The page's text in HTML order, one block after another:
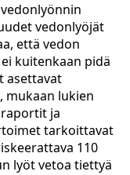
vedonlyöjät
että vedon
kuitenkaan pidä
asettavat
mukaan lukien
ja
tarkoittavat
110
lyöt vetoa tiettyä